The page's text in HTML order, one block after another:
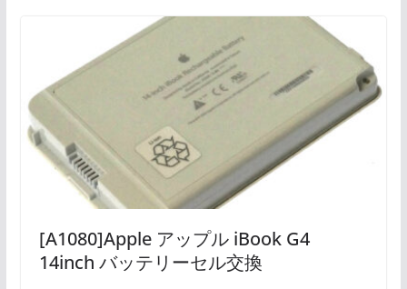
[A1080]Apple アップル iBook G4
14inch バッテリーセル交換